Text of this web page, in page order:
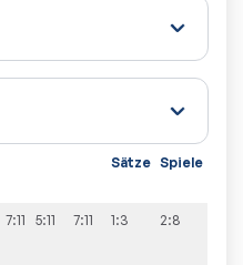
Sätze Spiele
7:11 5:11 7:11 1:3 2:8